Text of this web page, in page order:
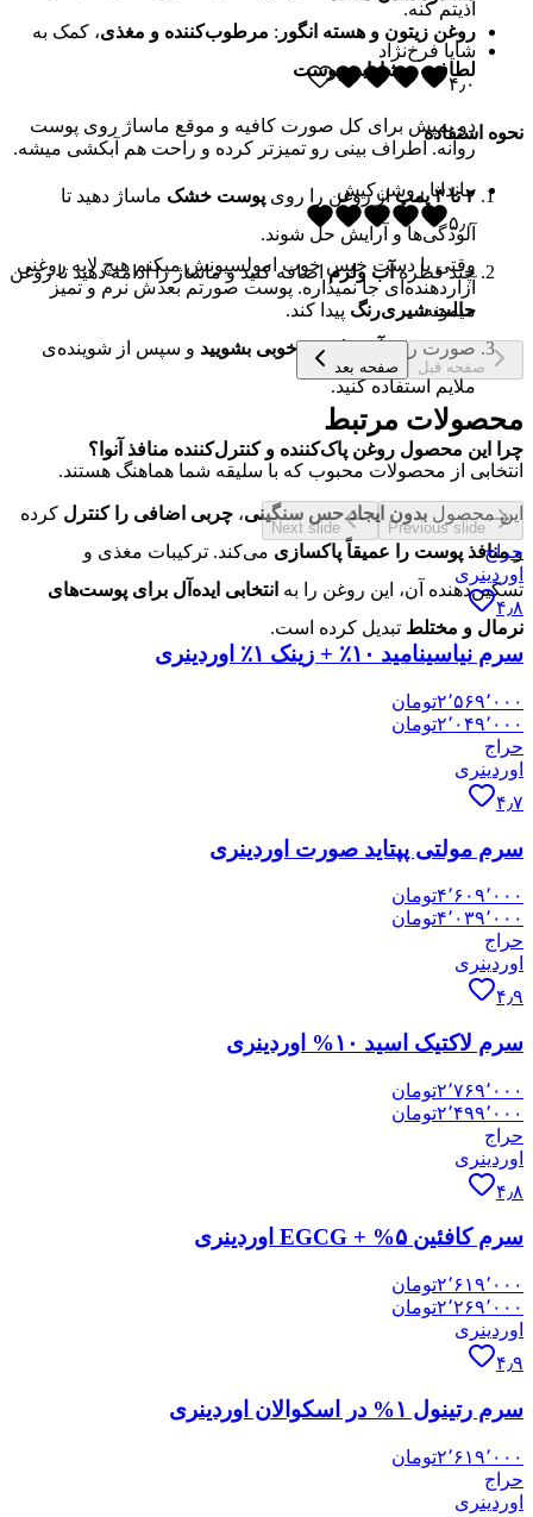
روغن زیتون و هسته انگور : مرطوب‌کننده و مغذی، کمک به
لطافت و شادابی پوست
نحوه استفاده
۲ تا ۳ پمپ از روغن را روی پوست خشک ماساژ دهید تا
آلودگی‌ها و آرایش حل شوند.
چند قطرهآب ولرماضافه کنید و ماساژ را ادامه دهید تا روغن
حالت شیری‌رنگ پیدا کند.
صورت را باآب ولرم به‌خوبی بشویید و سپس از شوینده‌ی
ملایم استفاده کنید.
چرا این محصول روغن پاک‌کننده و کنترل‌کننده منافذ آنوا؟
این محصول بدون ایجاد حس سنگینی، چربی اضافی را کنترل کرده
ومنافذ پوست را عمیقاً پاکسازی می‌کند. ترکیبات مغذی و
تسکین‌دهنده آن، این روغن را به انتخابی ایده‌آل برای پوست‌های
نرمال و مختلط تبدیل کرده است.
اذیتم کنه.
شایا فرخ‌نژاد
۴٫۰
دو پمپش برای کل صورت کافیه و موقع ماساژ روی پوست
روانه. اطراف بینی رو تمیزتر کرده و راحت هم آبکشی میشه.
ماندانا روشن‌کیش
۵٫۰
وقتی با دست خیس خوب امولسیونش میکنم هیچ لایه روغنی
آزاردهنده‌ای جا نمیذاره. پوست صورتم بعدش نرم و تمیز
میمونه.
صفحه قبل صفحه بعد
محصولات مرتبط
انتخابی از محصولات محبوب که با سلیقه شما هماهنگ هستند.
Previous slide
Next slide
حراج
اوردینری
۴٫۸
سرم نیاسینامید ۱۰٪ + زینک ۱٪ اوردینری
۲٬۵۶۹٬۰۰۰تومان
۲٬۰۴۹٬۰۰۰تومان
حراج
اوردینری
۴٫۷
سرم مولتی پپتاید صورت اوردینری
۴٬۶۰۹٬۰۰۰تومان
۴٬۰۳۹٬۰۰۰تومان
حراج
اوردینری
۴٫۹
سرم لاکتیک اسید ۱۰% اوردینری
۲٬۷۶۹٬۰۰۰تومان
۲٬۴۹۹٬۰۰۰تومان
حراج
اوردینری
۴٫۸
سرم کافئین ۵% + EGCG اوردینری
۲٬۶۱۹٬۰۰۰تومان
۲٬۲۶۹٬۰۰۰تومان
اوردینری
۴٫۹
سرم رتینول ۱% در اسکوالان اوردینری
۲٬۶۱۹٬۰۰۰تومان
حراج
اوردینری